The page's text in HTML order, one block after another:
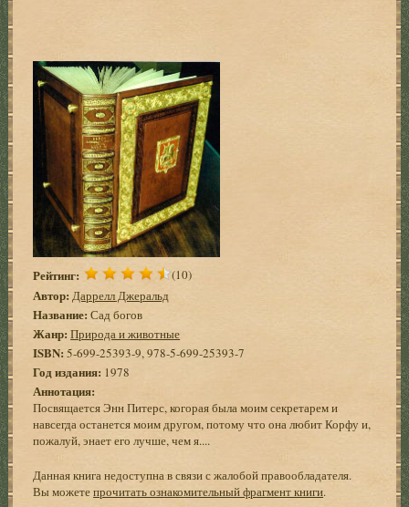
Рейтинг: (10)
Автор: Даррелл Джеральд
Название: Сад богов
Жанр: Природа и животные
ISBN:5-699-25393-9, 978-5-699-25393-7
Год издания: 1978
Аннотация:
Посвящается Энн Питерс, когорая была моим секретарем и
навсегда останется моим другом, потому что она любит Корфу и,
пожалуй, энает его лучше, чем я....
Данная книга недоступна в связи с жалобой правообладателя.
Вы можетепрочитать ознакомительный фрагмент книги.